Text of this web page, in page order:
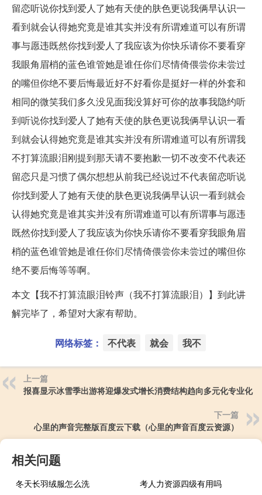
留恋听说你找到爱人了她有天使的肤色更说我俩早认识一
看到就会认得她究竟是谁其实并没有所谓难道可以有所谓
事与愿违既然你找到爱人了我应该为你快乐请你不要看穿
我眼角眉梢的蓝色谁管她是谁任你们尽情倚偎尝你未尝过
的嘴但你绝不要后悔最近好不好看你是挺好一样的外套和
相同的微笑我们多久没见面我没算好可你的故事我隐约听
到听说你找到爱人了她有天使的肤色更说我俩早认识一看
到就会认得她究竟是谁其实并没有所谓难道可以有所谓我
不打算流眼泪刚提到那天请不要抱歉一切不改变不代表还
留恋只是习惯了偶尔想想从前我已经说过不代表留恋听说
你找到爱人了她有天使的肤色更说我俩早认识一看到就会
认得她究竟是谁其实并没有所谓难道可以有所谓事与愿违
既然你找到爱人了我应该为你快乐请你不要看穿我眼角眉
梢的蓝色谁管她是谁任你们尽情倚偎尝你未尝过的嘴但你
绝不要后悔等等啊。
本文【我不打算流眼泪铃声（我不打算流眼泪）】到此讲
解完毕了，希望对大家有帮助。
网络标签： 不代表 就会 我不
上一篇
报喜显示冰雪季出游将迎爆发式增长消费结构趋向多元化专业化
下一篇
心里的声音完整版百度云下载（心里的声音百度云资源）
相关问题
冬天长羽绒服怎么洗 考人力资源四级有用吗